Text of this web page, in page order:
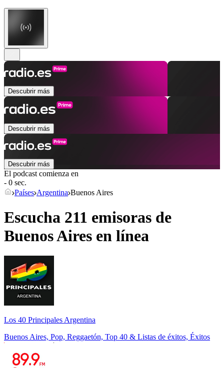
Descubrir más
Descubrir más
Descubrir más
El podcast comienza en
- 0 sec.
Países Argentina Buenos Aires
Escucha 211 emisoras de
Buenos Aires en línea
Los 40 Principales Argentina
Buenos Aires, Pop, Reggaetón, Top 40 & Listas de éxitos, Éxitos